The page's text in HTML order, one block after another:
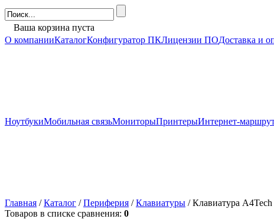
Ваша корзина пуста
О компанииКаталогКонфигуратор ПКЛицензии ПОДоставка и
НоутбукиМобильная связьМониторыПринтерыИнтернет-
Главная /Каталог /Периферия /Клавиатуры / Клавиатура
Товаров в списке сравнения: 0